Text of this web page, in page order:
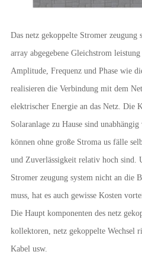
Das netz gekoppelte Stromer
array abgegebene Gleichstrom
Amplitude, Frequenz und Phase wie
realisieren die Verbindung mit dem
elektrischer Energie an das Netz. Die
Solaranlage zu Hause sind
können ohne große Stroma us fälle
und Zuverlässigkeit relativ hoch sind.
Stromer zeugung system nicht an die
muss, hat es auch gewisse Kosten
Die Haupt komponenten des netz
kollektoren, netz gekoppelte Wechsel
Kabel usw.